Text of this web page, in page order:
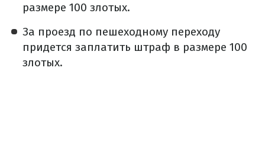
размере 100 злотых.
За проезд по пешеходному переходу
придется заплатить штраф в размере 100
злотых.